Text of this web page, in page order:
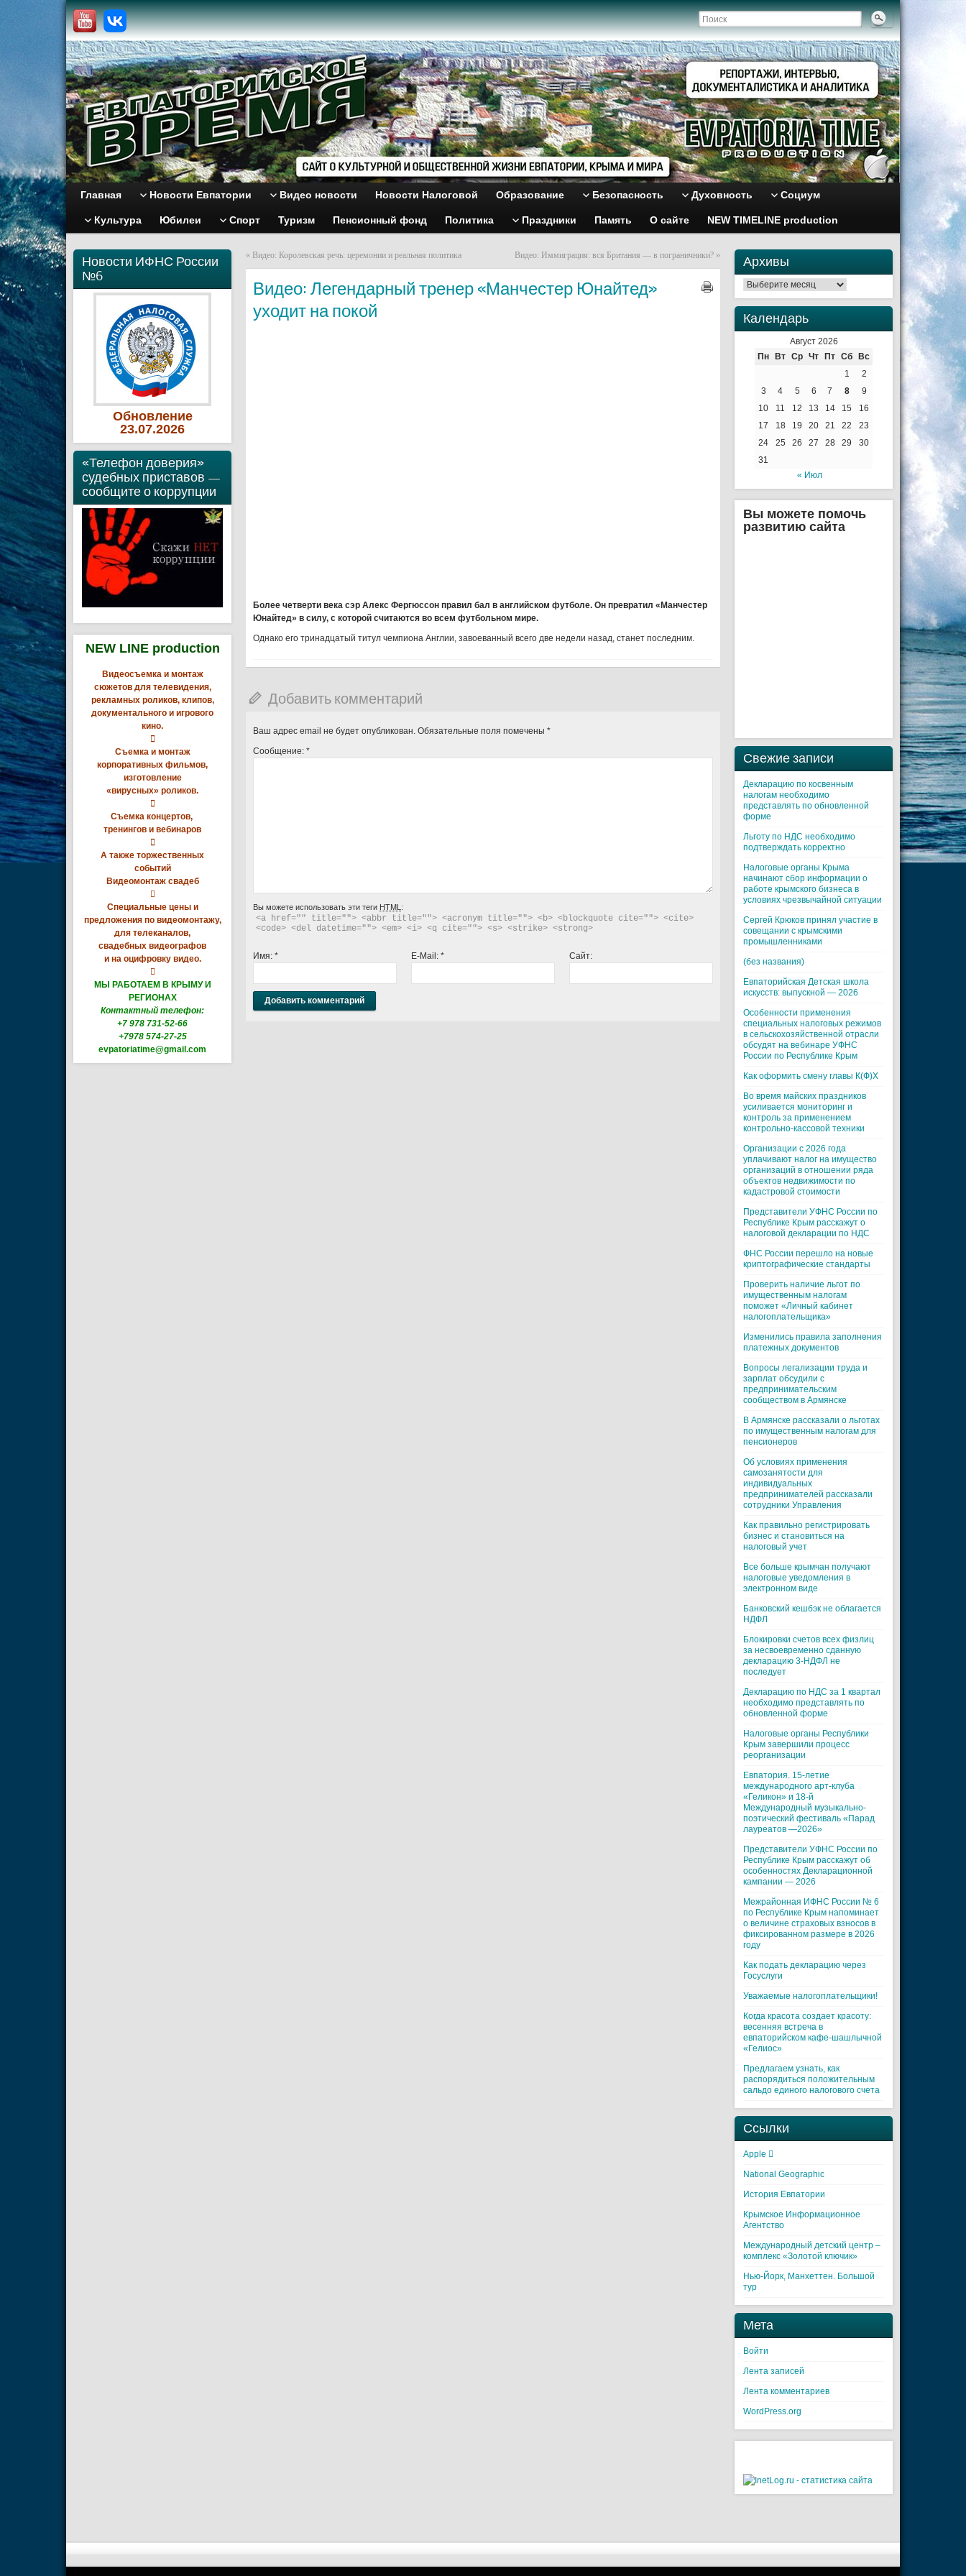
Главная Новости Евпатории Видео новости Новости Налоговой Образование Безопасность Духовность Социум
Культура Юбилеи Спорт Туризм Пенсионный фонд Политика Праздники Память О сайте NEW TIMELINE production
Новости ИФНС России
№6
Обновление
23.07.2026
«Телефон доверия»
судебных приставов —
сообщите о коррупции
NEW LINE production
Видеосъемка и монтаж
сюжетов для телевидения,
рекламных роликов, клипов,
документального и игрового
кино.

Съемка и монтаж
корпоративных фильмов,
изготовление
«вирусных» роликов.

Съемка концертов,
тренингов и вебинаров

А также торжественных
событий
Видеомонтаж свадеб

Специальные цены и
предложения по видеомонтажу,
для телеканалов,
свадебных видеографов
и на оцифровку видео.

МЫ РАБОТАЕМ В КРЫМУ И
РЕГИОНАХ
Контактный телефон:
+7 978 731-52-66
+7978 574-27-25
evpatoriatime@gmail.com
« Видео: Королевская речь: церемонии и реальная политика Видео: Иммиграция: вся Британия — в пограничники? »
Видео: Легендарный тренер «Манчестер Юнайтед»
уходит на покой
Более четверти века сэр Алекс Фергюссон правил бал в английском футболе. Он превратил «Манчестер
Юнайтед» в силу, с которой считаются во всем футбольном мире.
Однако его тринадцатый титул чемпиона Англии, завоеванный всего две недели назад, станет последним.
Добавить комментарий
Ваш адрес email не будет опубликован. Обязательные поля помечены *
Сообщение: *
Вы можете использовать эти теги HTML :
<a href="" title=""> <abbr title=""> <acronym title=""> <b> <blockquote cite=""> <cite>
<code> <del datetime=""> <em> <i> <q cite=""> <s> <strike> <strong>
Имя: * E-Mail: * Сайт:
Архивы
Архивы
Календарь
Август 2026
Пн
Вт Ср Чт Пт Сб
Вс
1
2
3
4 5 6 7 8
9
10
11 12 13 14 15
16
17
18 19 20 21 22
23
24
25 26 27 28 29
30
31
« Июл
Вы можете помочь
развитию сайта
Свежие записи
Декларацию по косвенным
налогам необходимо
представлять по обновленной
форме
Льготу по НДС необходимо
подтверждать корректно
Налоговые органы Крыма
начинают сбор информации о
работе крымского бизнеса в
условиях чрезвычайной ситуации
Cергей Крюков принял участие в
совещании с крымскими
промышленниками
(без названия)
Евпаторийская Детская школа
искусств: выпускной — 2026
Особенности применения
специальных налоговых режимов
в сельскохозяйственной отрасли
обсудят на вебинаре УФНС
России по Республике Крым
Как оформить смену главы К(Ф)Х
Во время майских праздников
усиливается мониторинг и
контроль за применением
контрольно-кассовой техники
Организации с 2026 года
уплачивают налог на имущество
организаций в отношении ряда
объектов недвижимости по
кадастровой стоимости
Представители УФНС России по
Республике Крым расскажут о
налоговой декларации по НДС
ФНС России перешло на новые
криптографические стандарты
Проверить наличие льгот по
имущественным налогам
поможет «Личный кабинет
налогоплательщика»
Изменились правила заполнения
платежных документов
Вопросы легализации труда и
зарплат обсудили с
предпринимательским
сообществом в Армянске
В Армянске рассказали о льготах
по имущественным налогам для
пенсионеров
Об условиях применения
самозанятости для
индивидуальных
предпринимателей рассказали
сотрудники Управления
Как правильно регистрировать
бизнес и становиться на
налоговый учет
Все больше крымчан получают
налоговые уведомления в
электронном виде
Банковский кешбэк не облагается
НДФЛ
Блокировки счетов всех физлиц
за несвоевременно сданную
декларацию 3-НДФЛ не
последует
Декларацию по НДС за 1 квартал
необходимо представлять по
обновленной форме
Налоговые органы Республики
Крым завершили процесс
реорганизации
Евпатория. 15-летие
международного арт-клуба
«Геликон» и 18-й
Международный музыкально-
поэтический фестиваль «Парад
лауреатов —2026»
Представители УФНС России по
Республике Крым расскажут об
особенностях Декларационной
кампании — 2026
Межрайонная ИФНС России № 6
по Республике Крым напоминает
о величине страховых взносов в
фиксированном размере в 2026
году
Как подать декларацию через
Госуслуги
Уважаемые налогоплательщики!
Когда красота создает красоту:
весенняя встреча в
евпаторийском кафе-шашлычной
«Гелиос»
Предлагаем узнать, как
распорядиться положительным
сальдо единого налогового счета
Ссылки
Apple 
National Geographic
История Евпатории
Крымское Информационное
Агентство
Международный детский центр –
комплекс «Золотой ключик»
Нью-Йорк, Манхеттен. Большой
тур
Мета
Войти
Лента записей
Лента комментариев
WordPress.org